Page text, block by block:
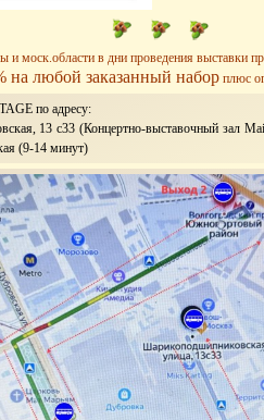
моск.области в дни проведения выставки
на любой заказанный набор плюс
по адресу:
13 с33 (Концертно-выставочный зал
(9-14 минут)